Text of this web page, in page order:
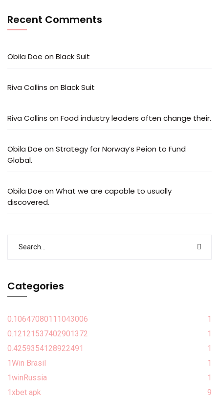
Recent Comments
Obila Doe on Black Suit
Riva Collins on Black Suit
Riva Collins on Food industry leaders often change their.
Obila Doe on Strategy for Norway’s Peion to Fund
Global.
Obila Doe on What we are capable to usually
discovered.
Categories
0.10647080111043006
1
0.12121537402901372
1
0.4259354128922491
1
1Win Brasil
1
1winRussia
1
1xbet apk
9